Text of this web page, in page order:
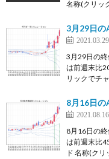
名称(クリッ
3月29日の
2021.03.29
3月29日の
は前週末比
リックでチ
8月16日の
2021.08.16
8月16日の
は前週末比
ド 名称(ク